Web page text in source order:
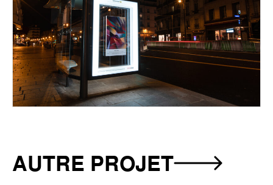
AUTRE PROJET
-